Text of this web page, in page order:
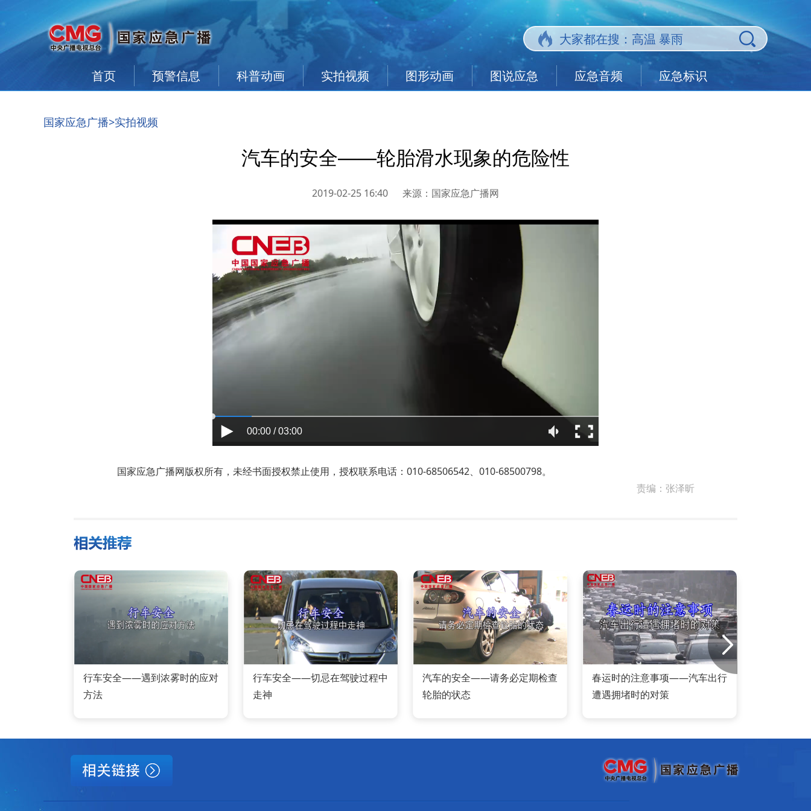
首页 预警信息 科普动画 实拍视频 图形动画 图说应急 应急音频 应急标识
国家应急广播>实拍视频
汽车的安全——轮胎滑水现象的危险性
2019-02-25 16:40 来源： 国家应急广播网
00:00 / 03:00
国家应急广播网版权所有，未经书面授权禁止使用，授权联系电话：010-68506542、010-68500798。
责编： 张泽昕
行车安全——遇到浓雾时的应对
方法
行车安全——切忌在驾驶过程中
走神
汽车的安全——请务必定期检查
轮胎的状态
春运时的注意事项——汽车出行
遭遇拥堵时的对策